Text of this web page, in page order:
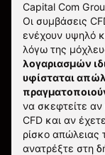
Capital Com
Οι συμβάσεις
ενέχουν υψηλό
λόγω της
λογαριασμών
υφίσταται
να σκεφτείτε αν
CFD και αν
ρίσκο
ανατρέξτε στη